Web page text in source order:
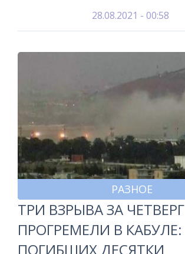
28.08.2021 - 00:58
РАЗНОЕ
ТРИ ВЗРЫВА ЗА ЧЕТВЕРГ
ПРОГРЕМЕЛИ В КАБУЛЕ:
ПОГИБШИХ ДЕСЯТКИ